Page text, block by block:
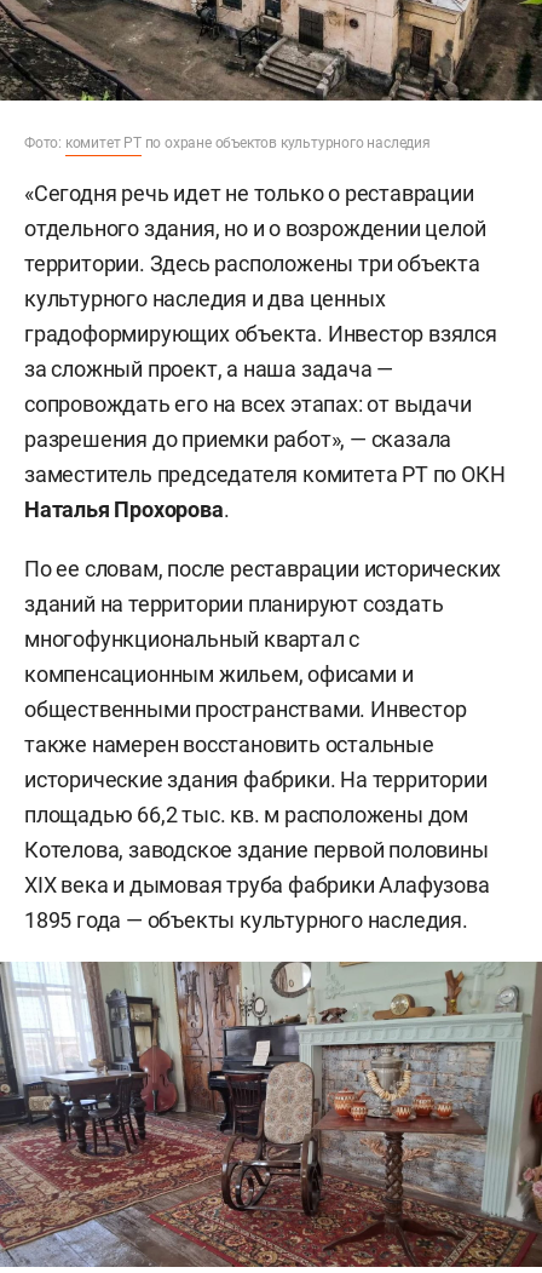
Фото: комитет РТпо охране объектов культурного наследия
«Сегодня речь идет не только о реставрации
отдельного здания, но и о возрождении целой
территории. Здесь расположены три объекта
культурного наследия и два ценных
градоформирующих объекта. Инвестор взялся
за сложный проект, а наша задача —
сопровождать его на всех этапах: от выдачи
разрешения до приемки работ», — сказала
заместитель председателя комитета РТ по ОКН
Наталья Прохорова.
По ее словам, после реставрации исторических
зданий на территории планируют создать
многофункциональный квартал с
компенсационным жильем, офисами и
общественными пространствами. Инвестор
также намерен восстановить остальные
исторические здания фабрики. На территории
площадью 66,2 тыс. кв. м расположены дом
Котелова, заводское здание первой половины
XIX века и дымовая труба фабрики Алафузова
1895 года — объекты культурного наследия.